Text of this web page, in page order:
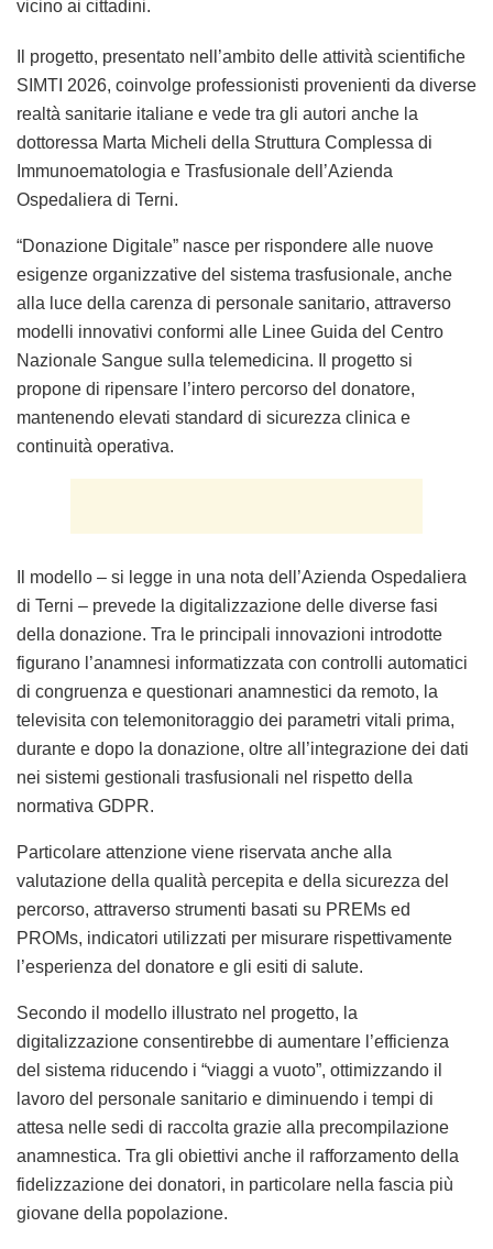
vicino ai cittadini.
Il progetto, presentato nell’ambito delle attività scientifiche
SIMTI 2026, coinvolge professionisti provenienti da diverse
realtà sanitarie italiane e vede tra gli autori anche la
dottoressa Marta Micheli della Struttura Complessa di
Immunoematologia e Trasfusionale dell’Azienda
Ospedaliera di Terni.
“Donazione Digitale” nasce per rispondere alle nuove
esigenze organizzative del sistema trasfusionale, anche
alla luce della carenza di personale sanitario, attraverso
modelli innovativi conformi alle Linee Guida del Centro
Nazionale Sangue sulla telemedicina. Il progetto si
propone di ripensare l’intero percorso del donatore,
mantenendo elevati standard di sicurezza clinica e
continuità operativa.
Il modello – si legge in una nota dell’Azienda Ospedaliera
di Terni – prevede la digitalizzazione delle diverse fasi
della donazione. Tra le principali innovazioni introdotte
figurano l’anamnesi informatizzata con controlli automatici
di congruenza e questionari anamnestici da remoto, la
televisita con telemonitoraggio dei parametri vitali prima,
durante e dopo la donazione, oltre all’integrazione dei dati
nei sistemi gestionali trasfusionali nel rispetto della
normativa GDPR.
Particolare attenzione viene riservata anche alla
valutazione della qualità percepita e della sicurezza del
percorso, attraverso strumenti basati su PREMs ed
PROMs, indicatori utilizzati per misurare rispettivamente
l’esperienza del donatore e gli esiti di salute.
Secondo il modello illustrato nel progetto, la
digitalizzazione consentirebbe di aumentare l’efficienza
del sistema riducendo i “viaggi a vuoto”, ottimizzando il
lavoro del personale sanitario e diminuendo i tempi di
attesa nelle sedi di raccolta grazie alla precompilazione
anamnestica. Tra gli obiettivi anche il rafforzamento della
fidelizzazione dei donatori, in particolare nella fascia più
giovane della popolazione.